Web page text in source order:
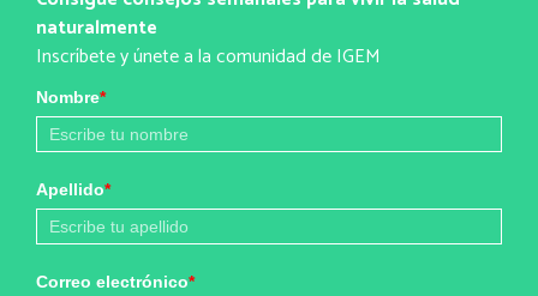
naturalmente
Inscríbete y únete a la comunidad de IGEM
Nombre*
Apellido*
Correo electrónico*